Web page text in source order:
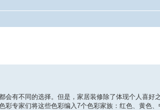
有不同的选择。但是，家居装修除了体现个人喜好
彩专家们将这些色彩编入7个色彩家族：红色、黄色